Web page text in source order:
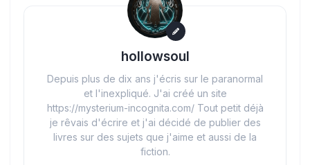
hollowsoul
Depuis plus de dix ans j'écris sur le paranormal
et l'inexpliqué. J'ai créé un site
https://mysterium-incognita.com/ Tout petit déjà
je rêvais d'écrire et j'ai décidé de publier des
livres sur des sujets que j'aime et aussi de la
fiction.